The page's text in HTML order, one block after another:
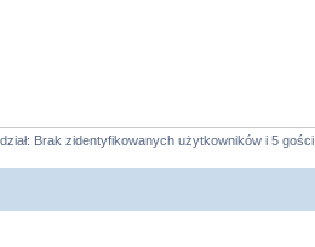
Brak zidentyfikowanych użytkowników i 5 gości